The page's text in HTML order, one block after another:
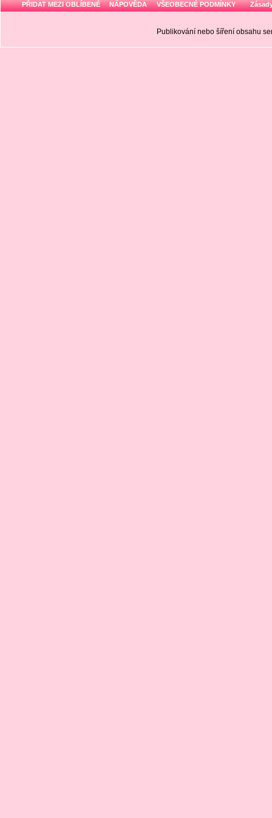
PŘIDAT MEZI OBLÍBENÉ NÁPOVĚDA VŠEOBECNÉ PODMÍNKY
Publikování nebo šíření obsahu